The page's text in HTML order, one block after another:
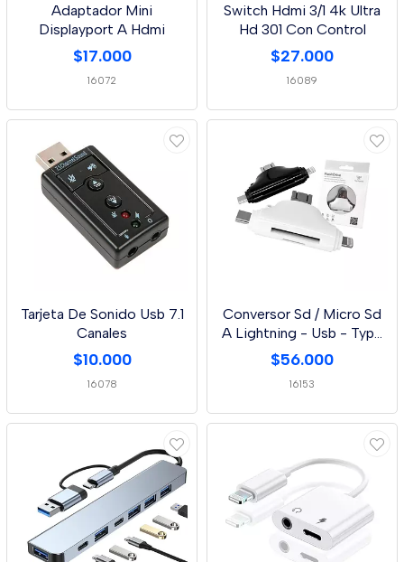
Adaptador Mini
Displayport A Hdmi
$17.000
16072
Switch Hdmi 3/1 4k Ultra
Hd 301 Con Control
$27.000
16089
Tarjeta De Sonido Usb 7.1
Canales
$10.000
16078
Conversor Sd / Micro Sd
A Lightning - Usb - Type
C
$56.000
16153